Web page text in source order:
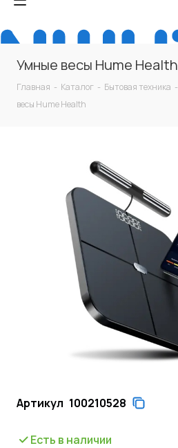
Умные весы Hume Health
Главная - Каталог - Бытовая техника -
весы Hume Health
Артикул 100210528
Есть в наличии